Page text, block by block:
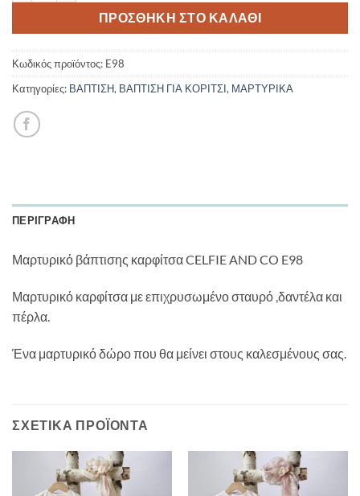
ΠΡΟΣΘΉΚΗ ΣΤΟ ΚΑΛΆΘΙ
Κωδικός προϊόντος: E98
Κατηγορίες: ΒΑΠΤΙΣΗ, ΒΑΠΤΙΣΗ ΓΙΑ ΚΟΡΙΤΣΙ, ΜΑΡΤΥΡΙΚΑ
ΠΕΡΙΓΡΑΦΉ
Μαρτυρικό βάπτισης καρφίτσα CELFIE AND CO E98
Μαρτυρικό καρφίτσα με επιχρυσωμένο σταυρό ,δαντέλα και
πέρλα.
Ένα μαρτυρικό δώρο που θα μείνει στους καλεσμένους σας.
ΣΧΕΤΙΚΆ ΠΡΟΪΌΝΤΑ